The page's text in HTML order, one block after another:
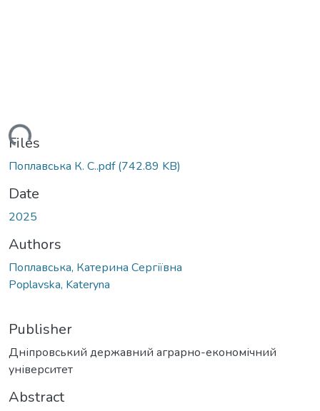
Files
Поплавська К. С..pdf(742.89 KB)
Date
2025
Authors
Поплавська, Катерина Сергіївна
Poplavska, Kateryna
Publisher
Дніпровський державний аграрно-економічний
університет
Abstract